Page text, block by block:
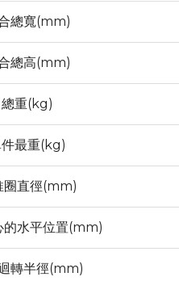
總寬(mm)
總高(mm)
總重(kg)
最重(kg)
圈直徑(mm)
的水平位置(mm)
轉半徑(mm)